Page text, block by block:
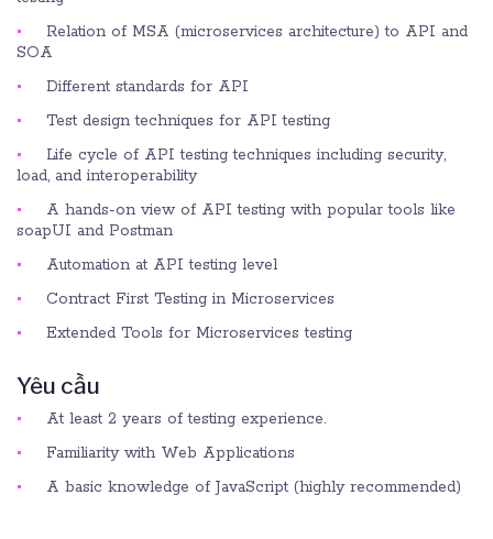
Relation of MSA (microservices architecture) to API and
SOA
Different standards for API
Test design techniques for API testing
Life cycle of API testing techniques including security,
load, and interoperability
A hands-on view of API testing with popular tools like
soapUI and Postman
Automation at API testing level
Contract First Testing in Microservices
Extended Tools for Microservices testing
Yêu cầu
At least 2 years of testing experience.
Familiarity with Web Applications
A basic knowledge of JavaScript (highly recommended)